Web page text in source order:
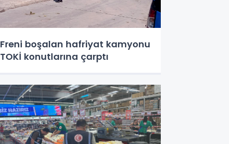
Freni boşalan hafriyat kamyonu
TOKİ konutlarına çarptı